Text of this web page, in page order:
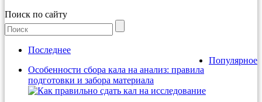
Поиск по сайту
Последнее
Популярное
Особенности сбора кала на анализ: правила
подготовки и забора материала